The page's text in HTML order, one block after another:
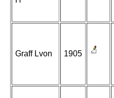
Graff Lvon 1905